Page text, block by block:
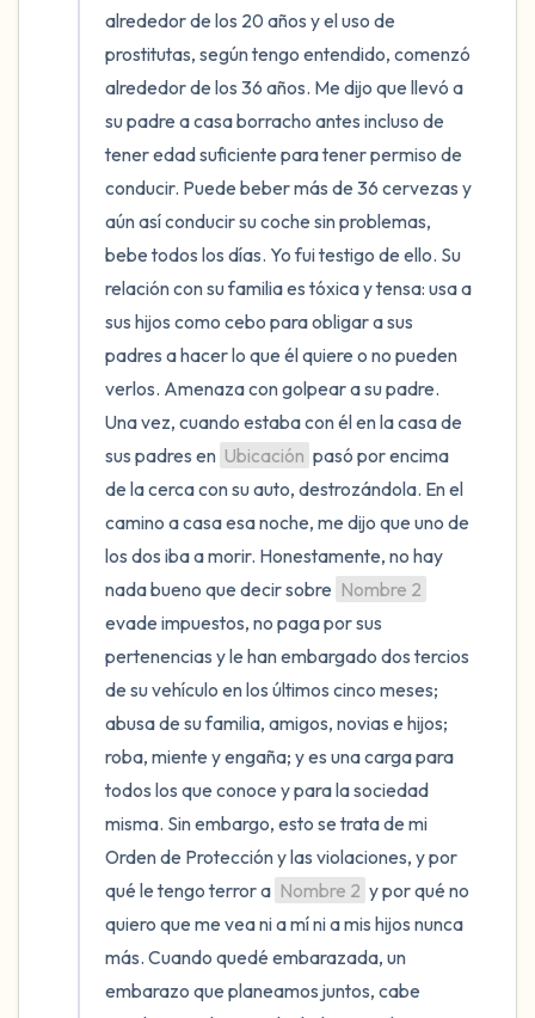
alrededor de los 20 años y el uso de
prostitutas, según tengo entendido, comenzó
alrededor de los 36 años. Me dijo que llevó a
su padre a casa borracho antes incluso de
tener edad suficiente para tener permiso de
conducir. Puede beber más de 36 cervezas y
aún así conducir su coche sin problemas,
bebe todos los días. Yo fui testigo de ello. Su
relación con su familia es tóxica y tensa: usa a
sus hijos como cebo para obligar a sus
padres a hacer lo que él quiere o no pueden
verlos. Amenaza con golpear a su padre.
Una vez, cuando estaba con él en la casa de
sus padres en Ubicación pasó por encima
de la cerca con su auto, destrozándola. En el
camino a casa esa noche, me dijo que uno de
los dos iba a morir. Honestamente, no hay
nada bueno que decir sobre Nombre 2
evade impuestos, no paga por sus
pertenencias y le han embargado dos tercios
de su vehículo en los últimos cinco meses;
abusa de su familia, amigos, novias e hijos;
roba, miente y engaña; y es una carga para
todos los que conoce y para la sociedad
misma. Sin embargo, esto se trata de mi
Orden de Protección y las violaciones, y por
qué le tengo terror a Nombre 2 y por qué no
quiero que me vea ni a mí ni a mis hijos nunca
más. Cuando quedé embarazada, un
embarazo que planeamos juntos, cabe